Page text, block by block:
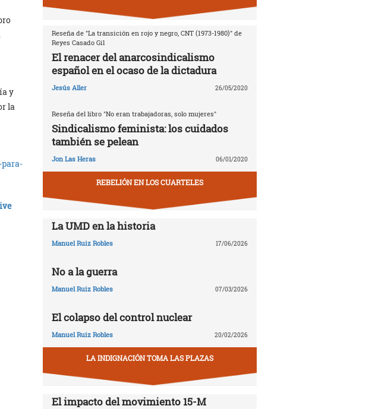
y
la
Reseña de "La transición en rojo y negro, CNT (1973-1980)" de
Reyes Casado Gil
El renacer del anarcosindicalismo
español en el ocaso de la dictadura
Jesús Aller 26/05/2020
Reseña del libro "No eran trabajadoras, solo mujeres"
Sindicalismo feminista: los cuidados
también se pelean
Jon Las Heras 06/01/2020
REBELIÓN EN LOS CUARTELES
La UMD en la historia
Manuel Ruiz Robles 17/06/2026
No a la guerra
Manuel Ruiz Robles 07/03/2026
El colapso del control nuclear
Manuel Ruiz Robles 20/02/2026
LA INDIGNACIÓN TOMA LAS PLAZAS
El impacto del movimiento 15-M